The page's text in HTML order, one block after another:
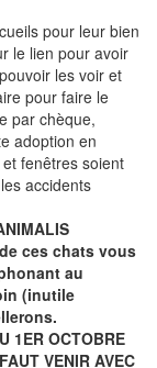
pour leur bien
le lien pour avoir
les voir et
pour faire le
par chèque,
adoption en
fenêtres soient
accidents
ces chats vous
au
(inutile
1ER OCTOBRE
VENIR AVEC